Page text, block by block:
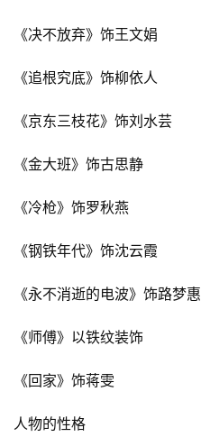
《决不放弃》饰王文娟
《追根究底》饰柳依人
《京东三枝花》饰刘水芸
《金大班》饰古思静
《冷枪》饰罗秋燕
《钢铁年代》饰沈云霞
《永不消逝的电波》饰路梦惠
《师傅》以铁纹装饰
《回家》饰蒋雯
人物的性格